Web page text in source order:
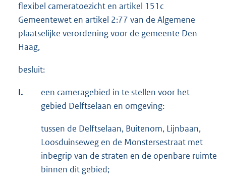
flexibel cameratoezicht en artikel 151c
Gemeentewet en artikel 2:77 van de Algemene
plaatselijke verordening voor de gemeente Den
Haag,
besluit:
I.
een cameragebied in te stellen voor het
gebied Delftselaan en omgeving:
tussen de Delftselaan, Buitenom, Lijnbaan,
Loosduinseweg en de Monstersestraat met
inbegrip van de straten en de openbare ruimte
binnen dit gebied;